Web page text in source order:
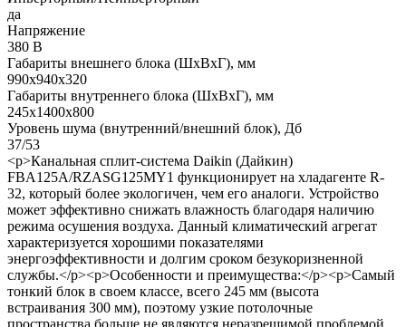
да
Напряжение
380 В
Габариты внешнего блока (ШхВхГ), мм
990x940x320
Габариты внутреннего блока (ШхВхГ), мм
245x1400x800
Уровень шума (внутренний/внешний блок), Дб
37/53
<p>Канальная сплит-система Daikin (Дайкин)
FBA125A/RZASG125MY1 функционирует на хладагенте R-
32, который более экологичен, чем его аналоги. Устройство
может эффективно снижать влажность благодаря наличию
режима осушения воздуха. Данный климатический агрегат
характеризуется хорошими показателями
энергоэффективности и долгим сроком безукоризненной
службы.</p><p>Особенности и преимущества:</p><p>Самый
тонкий блок в своем классе, всего 245 мм (высота
встраивания 300 мм), поэтому узкие потолочные
пространства больше не являются неразрешимой проблемой.